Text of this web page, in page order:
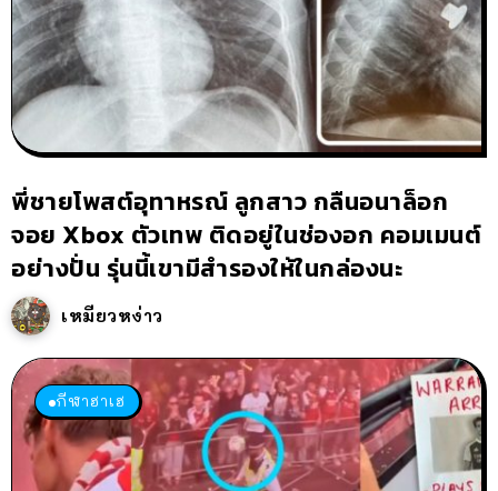
พี่ชายโพสต์อุทาหรณ์ ลูกสาว กลืนอนาล็อก
จอย Xbox ตัวเทพ ติดอยู่ในช่องอก คอมเมนต์
อย่างปั่น รุ่นนี้เขามีสำรองให้ในกล่องนะ
เหมียวหง่าว
กีฬาฮาเฮ